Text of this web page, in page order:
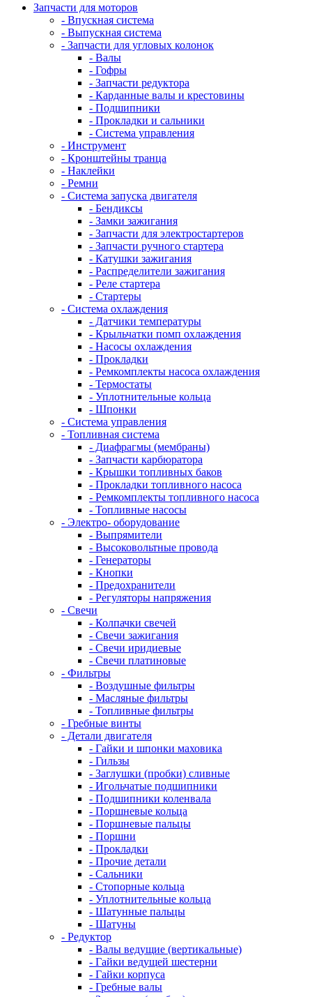
Запчасти для моторов
- Впускная система
- Выпускная система
- Запчасти для угловых колонок
- Валы
- Гофры
- Запчасти редуктора
- Карданные валы и крестовины
- Подшипники
- Прокладки и сальники
- Система управления
- Инструмент
- Кронштейны транца
- Наклейки
- Ремни
- Система запуска двигателя
- Бендиксы
- Замки зажигания
- Запчасти для электростартеров
- Запчасти ручного стартера
- Катушки зажигания
- Распределители зажигания
- Реле стартера
- Стартеры
- Система охлаждения
- Датчики температуры
- Крыльчатки помп охлаждения
- Насосы охлаждения
- Прокладки
- Ремкомплекты насоса охлаждения
- Термостаты
- Уплотнительные кольца
- Шпонки
- Система управления
- Топливная система
- Диафрагмы (мембраны)
- Запчасти карбюратора
- Крышки топливных баков
- Прокладки топливного насоса
- Ремкомплекты топливного насоса
- Топливные насосы
- Электро- оборудование
- Выпрямители
- Высоковольтные провода
- Генераторы
- Кнопки
- Предохранители
- Регуляторы напряжения
- Свечи
- Колпачки свечей
- Свечи зажигания
- Свечи иридиевые
- Свечи платиновые
- Фильтры
- Воздушные фильтры
- Масляные фильтры
- Топливные фильтры
- Гребные винты
- Детали двигателя
- Гайки и шпонки маховика
- Гильзы
- Заглушки (пробки) сливные
- Игольчатые подшипники
- Подшипники коленвала
- Поршневые кольца
- Поршневые пальцы
- Поршни
- Прокладки
- Прочие детали
- Сальники
- Стопорные кольца
- Уплотнительные кольца
- Шатунные пальцы
- Шатуны
- Редуктор
- Валы ведущие (вертикальные)
- Гайки ведущей шестерни
- Гайки корпуса
- Гребные валы